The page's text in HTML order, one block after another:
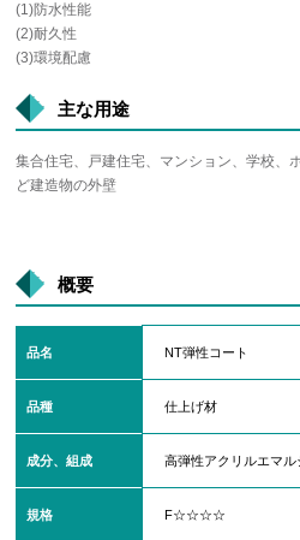
(1)防水性能
(2)耐久性
(3)環境配慮
主な用途
集合住宅、戸建住宅、マンション、学校、
ど建造物の外壁
概要
品名 NT弾性コート
品種 仕上げ材
成分、組成 高弾性アクリルエマ
規格 F☆☆☆☆